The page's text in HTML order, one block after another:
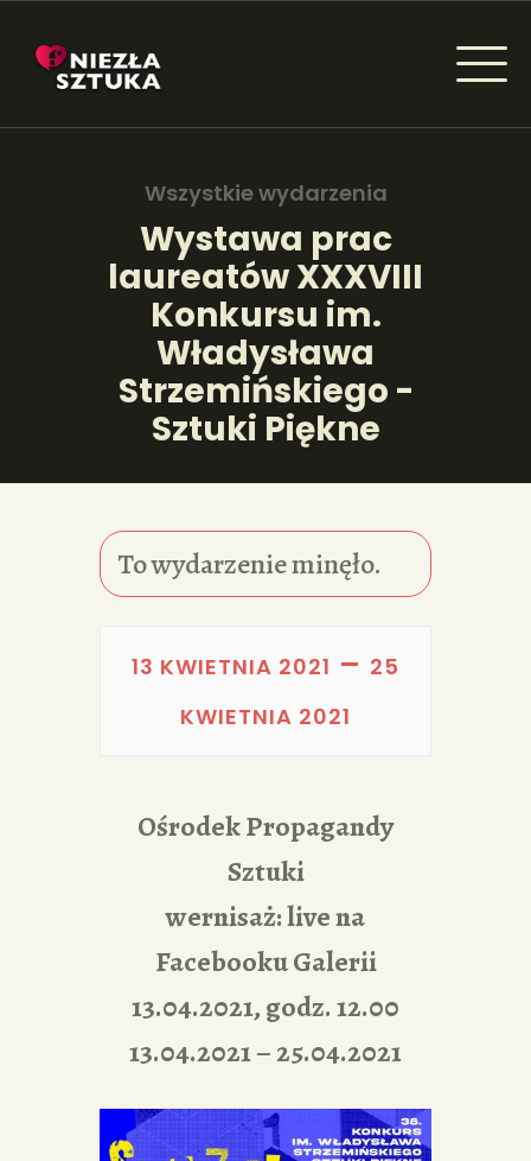
Wszystkie wydarzenia
Wystawa prac
laureatów XXXVIII
Konkursu im.
Władysława
Strzemińskiego -
Sztuki Piękne
NIEZŁA SZTUKA - NEWSY
AKTUALNOŚCI
WYDARZENIA
ARTYKUŁY
INSPIRACJE
KSIĄŻKI
PORTFOLIA
REDAKCJA
To wydarzenie minęło.
13 KWIETNIA 2021 – 25
KWIETNIA 2021
Ośrodek Propagandy
Sztuki
wernisaż: live na
Facebooku Galerii
13.04.2021, godz. 12.00
13.04.2021 – 25.04.2021